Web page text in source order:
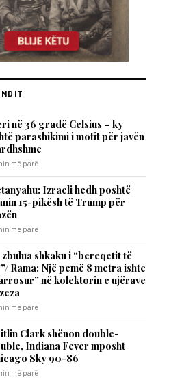
në 36 gradë Celsius – ky
parashikimi i motit për javën
më parë
Izraeli hedh poshtë
15-pikësh të Trump për
më parë
zbulua shkaku i “bereqetit të
Rama: Një pemë 8 metra ishte
në kolektorin e ujërave
më parë
Clark shënon double-
Indiana Fever mposht
Sky 90-86
më parë